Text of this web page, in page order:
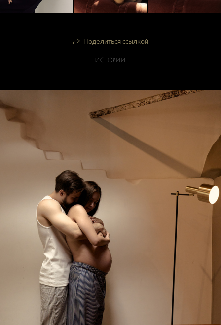
Поделиться ссылкой
ИСТОРИИ